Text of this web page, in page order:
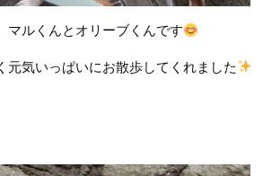
マルくんとオリーブくんです
気いっぱいにお散歩してくれました